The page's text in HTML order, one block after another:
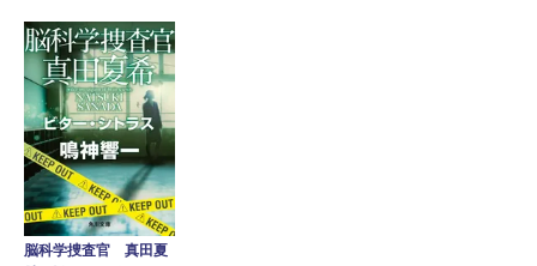
脳科学捜査官 真田夏